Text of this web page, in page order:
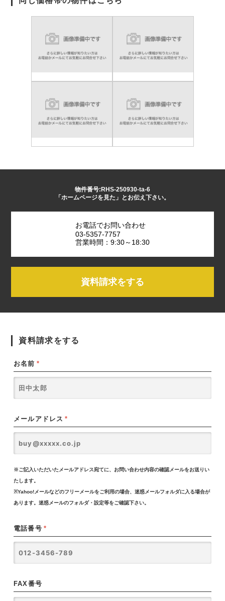
物件番号:RHS-250930-ta-6
「ホームページを見た」とお伝え下さい。
お電話でお問い合わせ
03-5357-7757
営業時間：9:30～18:30
資料請求をする
資料請求をする
お名前 *
メールアドレス *
※ご記入いただいたメールアドレス宛てに、お問い合わせ内容の確認メールをお送りい
たします。
※Yahoo!メールなどのフリーメールをご利用の場合、迷惑メールフォルダに入る場合が
あります。迷惑メールのフォルダ・設定等をご確認下さい。
電話番号 *
FAX番号